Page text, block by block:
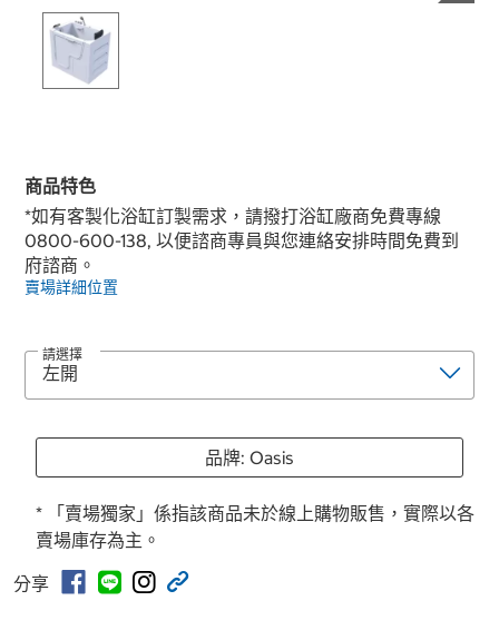
商品特色
*如有客製化浴缸訂製需求，請撥打浴缸廠商免費專線
0800-600-138, 以便諮商專員與您連絡安排時間免費到
府諮商。
賣場詳細位置
請選擇
品牌: Oasis
* 「賣場獨家」係指該商品未於線上購物販售，實際以各
賣場庫存為主。
分享